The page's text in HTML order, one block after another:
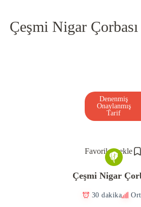
Çeşmi Nigar
Favorilere ekle
Denenmiş
Onaylanmış
Tarif
Çeşmi Nigar
30 dakika